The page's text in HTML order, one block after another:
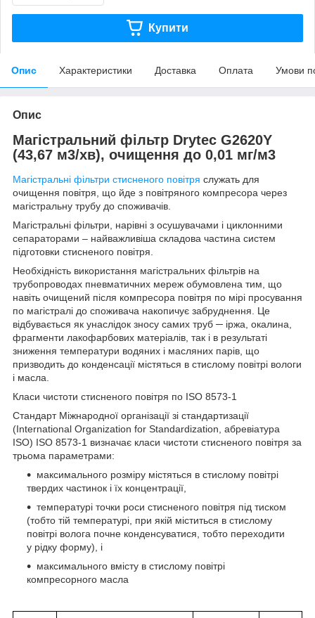
Купити
Опис Характеристики Доставка Оплата Умови
Опис
Магістральний фільтр Drytec G2620Y
(43,67 м3/хв), очищення до 0,01 мг/м3
Магістральні фільтри стисненого повітря служать для
очищення повітря, що йде з повітряного компресора через
магістральну трубу до споживачів.
Магістральні фільтри, нарівні з осушувачами і циклонними
сепараторами – найважливіша складова частина систем
підготовки стисненого повітря.
Необхідність використання магістральних фільтрів на
трубопроводах пневматичних мереж обумовлена тим, що
навіть очищений після компресора повітря по мірі просування
по магістралі до споживача накопичує забруднення. Це
відбувається як унаслідок зносу самих труб ─ іржа, окалина,
фрагменти лакофарбових матеріалів, так і в результаті
зниження температури водяних і масляних парів, що
призводить до конденсації містяться в стислому повітрі вологи
і масла.
Класи чистоти стисненого повітря по ISO 8573-1
Стандарт Міжнародної організації зі стандартизації
(International Organization for Standardization, абревіатура
ISO) ISO 8573-1 визначає класи чистоти стисненого повітря за
трьома параметрами:
максимального розміру містяться в стислому повітрі
твердих частинок і їх концентрації,
температурі точки роси стисненого повітря під тиском
(тобто тій температурі, при якій міститься в стислому
повітрі волога почне конденсуватися, тобто переходити
у рідку форму), і
максимального вмісту в стислому повітрі
компресорного масла